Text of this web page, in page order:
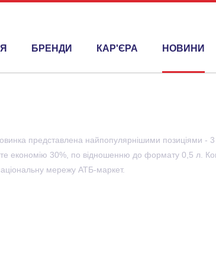
БРЕНДИ КАР'ЄРА НОВИНИ
представлена ​​найпопулярнішими позиціями -
економію 30%, по відношенню до формату 0,5 л.
мережу АТБ-маркет.